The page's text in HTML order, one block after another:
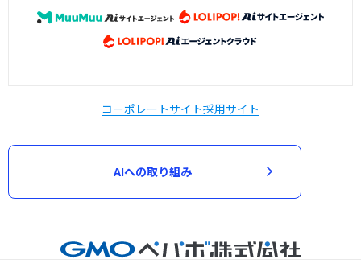
コーポレートサイト採用サイト
AIへの取り組み